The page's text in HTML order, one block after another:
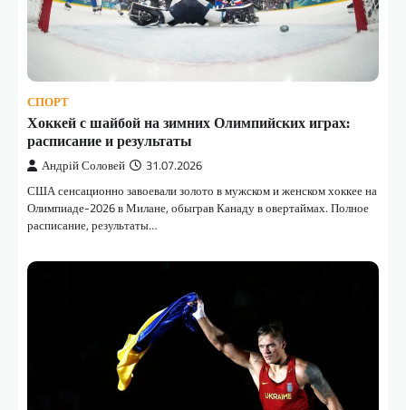
СПОРТ
Хоккей с шайбой на зимних Олимпийских играх:
расписание и результаты
Андрій Соловей 31.07.2026
США сенсационно завоевали золото в мужском и женском хоккее на
Олимпиаде-2026 в Милане, обыграв Канаду в овертаймах. Полное
расписание, результаты…